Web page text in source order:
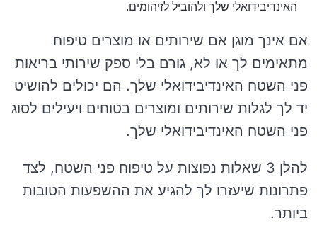
האינדיבידואלי שלך ולהוביל לזיהומים.
אם אינך מוגן אם שירותים או מוצרים טיפוח
מתאימים לך או לא, גורם בלי ספק שירותי בריאות
פני השטח האינדיבידואלי שלך. הם יכולים להושיט
יד לך לגלות שירותים ומוצרים בטוחים ויעילים לסוג
פני השטח האינדיבידואלי שלך.
להלן 3 שאלות נפוצות על טיפוח פני השטח, לצד
פתרונות שיעזרו לך להגיע את ההשפעות הטובות
ביותר.